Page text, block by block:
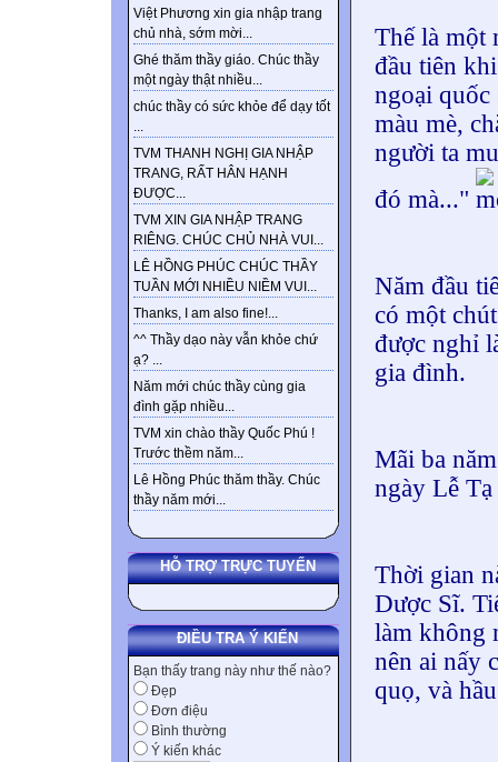
Việt Phương xin gia nhập trang
chủ nhà, sớm mời...
Ghé thăm thầy giáo. Chúc thầy
một ngày thật nhiều...
chúc thầy có sức khỏe để dạy tốt
...
TVM THANH NGHỊ GIA NHẬP
TRANG, RẤT HÂN HẠNH
ĐƯỢC...
TVM XIN GIA NHẬP TRANG
RIÊNG. CHÚC CHỦ NHÀ VUI...
LÊ HỒNG PHÚC CHÚC THẦY
TUẦN MỚI NHIỀU NIỀM VUI...
Thanks, I am also fine!...
^^ Thầy dạo này vẫn khỏe chứ
ạ? ...
Năm mới chúc thầy cùng gia
đình gặp nhiều...
TVM xin chào thầy Quốc Phú !
Trước thềm năm...
Lê Hồng Phúc thăm thầy. Chúc
thầy năm mới...
HỖ TRỢ TRỰC TUYẾN
ĐIỀU TRA Ý KIẾN
Bạn thấy trang này như thế nào?
Đẹp
Đơn điệu
Bình thường
Ý kiến khác
Thế là một
đầu tiên
ngoại quốc
màu mè,
người ta
đó mà..."
Năm đầu
có một
được nghỉ
gia đình.
Mãi ba
ngày Lễ
Thời gian
Dược Sĩ.
làm không
nên ai nấy
quọ, và